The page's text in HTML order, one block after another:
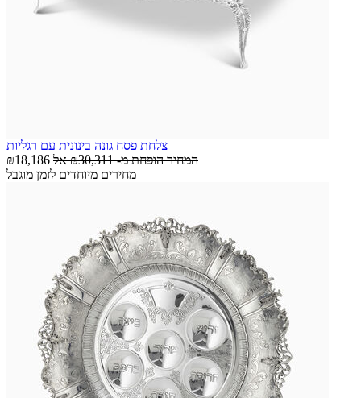
צלחת פסח גונה בינונית עם רגליות
₪18,186
המחיר הופחת מ-₪30,311 אל
מחירים מיוחדים לזמן מוגבל